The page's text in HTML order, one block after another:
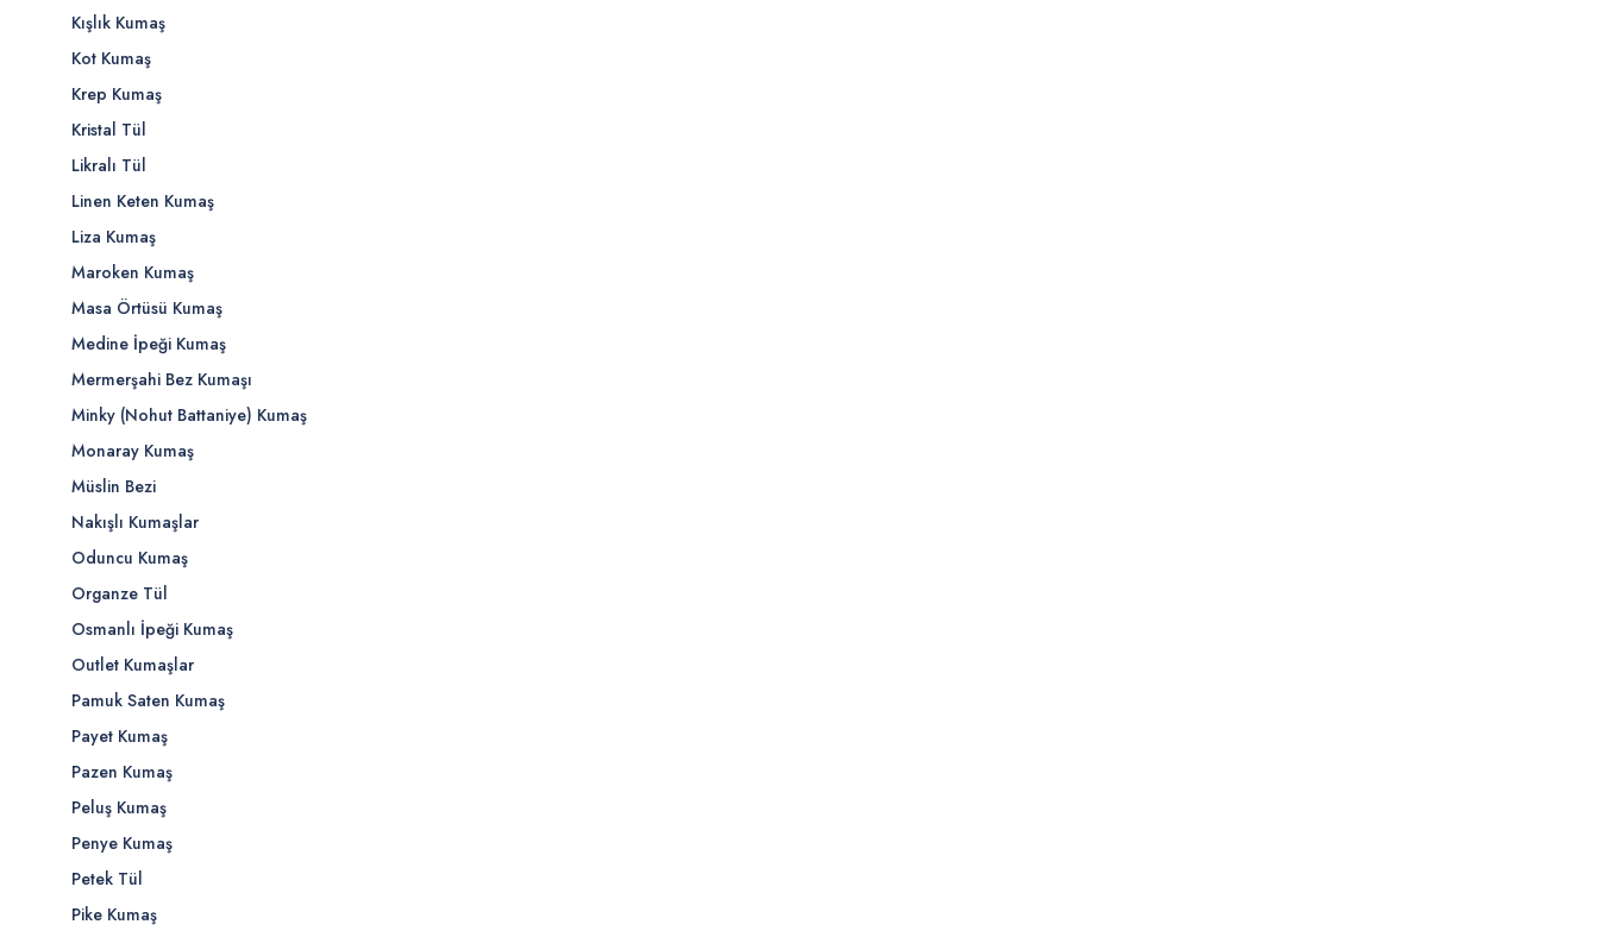
Kışlık Kumaş
Kot Kumaş
Krep Kumaş
Kristal Tül
Likralı Tül
Linen Keten Kumaş
Liza Kumaş
Maroken Kumaş
Masa Örtüsü Kumaş
Medine İpeği Kumaş
Mermerşahi Bez Kumaşı
Minky (Nohut Battaniye) Kumaş
Monaray Kumaş
Müslin Bezi
Nakışlı Kumaşlar
Oduncu Kumaş
Organze Tül
Osmanlı İpeği Kumaş
Outlet Kumaşlar
Pamuk Saten Kumaş
Payet Kumaş
Pazen Kumaş
Peluş Kumaş
Penye Kumaş
Petek Tül
Pike Kumaş